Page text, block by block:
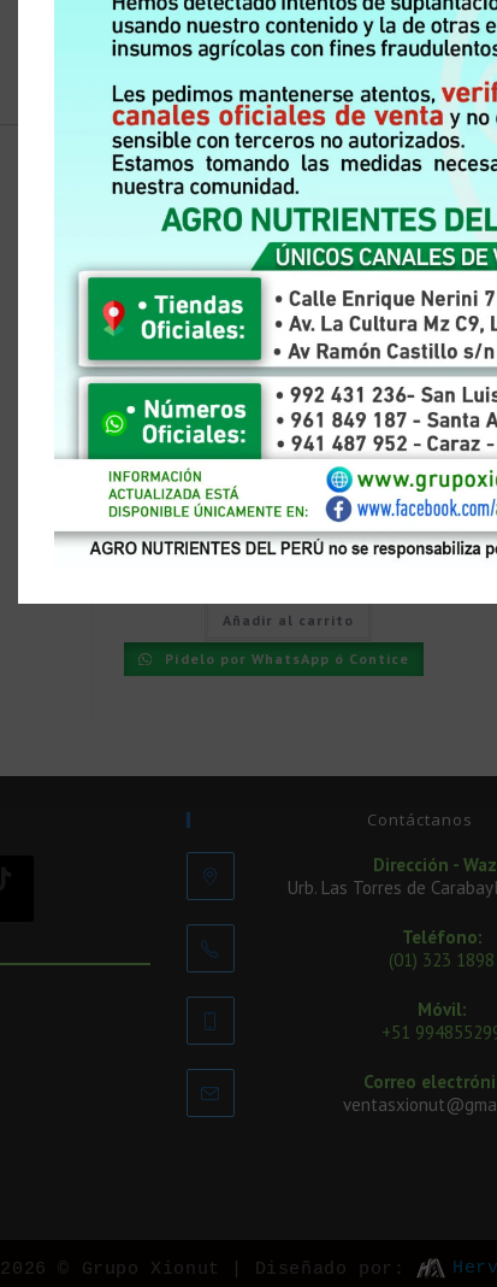
Leer más
Pídelo por WhatsApp ó Contice
FERTILIZANTE FOLIAR SOLIDO MICROELEMENTOS
TODOS LOS PRODUCTOS
Xionut – P-55 – Floración – Fruto
Añadir al carrito
Pídelo por WhatsApp ó Contice
Contáctanos
Dirección -
Urb. Las Torres de
Teléfono:
(01) 323 1898
Móvil:
+51
Correo
2026 © Grupo Xionut | Diseñado por: